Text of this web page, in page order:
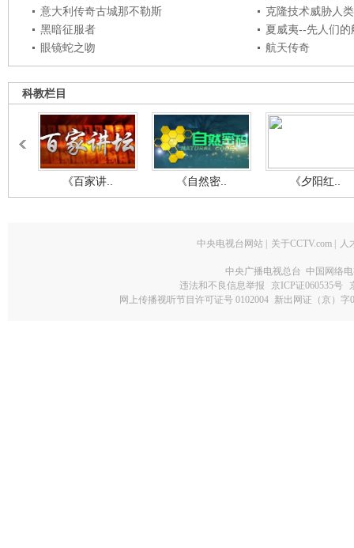
意大利传奇古城那不勒斯
克隆技术威胁人
黑暗征服者
夏威夷--先人们的
眼镜蛇之吻
航天传奇
科教栏目
《百家讲.. 《自然密.. 《夕阳红..
中央电视台网站 | 关于CCTV.com | 人
中央广播电视总台 中国网络
违法和不良信息举报
京ICP证060535号
网上传播视听节目许可证号 0102004 新出网证（京）